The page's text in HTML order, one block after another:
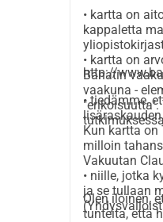
• kartta on
kappaletta
• kartta on
Banatin
vaakuna -
http://
• tiedämme,
Kun kartta on
milloin
Vakuutan
• niille, jotka
ja se tullaan
Olen iloinen,
tunteita, että